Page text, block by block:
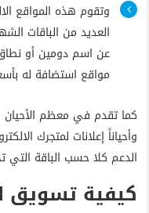
وتقوم هذه المواقع
العديد من الباقات
عن اسم دومين أو
مواقع استضافة له
كما تقدم في معظم
وأحياناً إعلانات لمتجرك
الدعم كلا حسب الباقة التي
كيفية تسويق